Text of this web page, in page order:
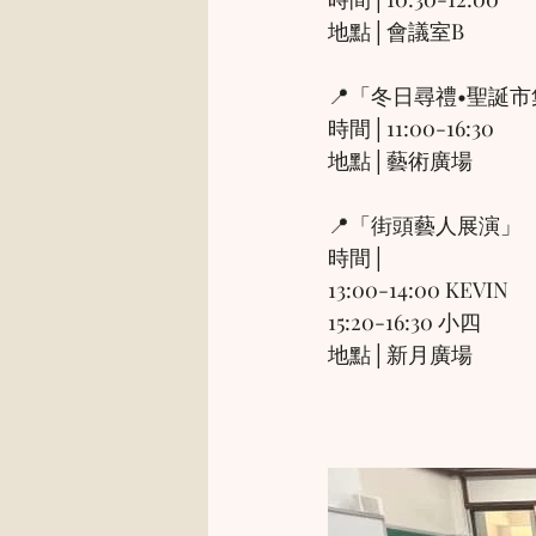
地點│會議室B
📍「冬日尋禮•聖誕
時間│11:00-16:30
地點│藝術廣場
📍「街頭藝人展演」
時間│
13:00-14:00 KEVIN
15:20-16:30 小四
地點│新月廣場